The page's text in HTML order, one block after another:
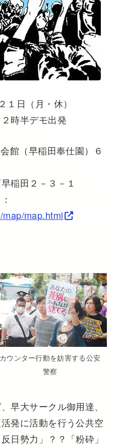
日（月・休）
半デモ出発
館（早稲田奉仕園）６
田２－３－１
map.html
カウンター行動を妨害する公安
警察
早大サークル御用達、
発に活動を行う公共空
日勢力」？？「粉砕」